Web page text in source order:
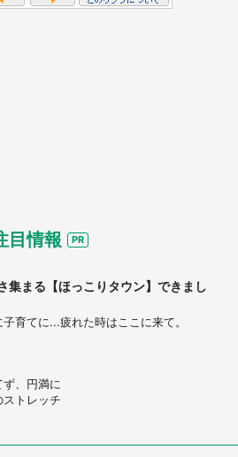
目情報
集まる【ほっこりタウン】できまし
育てに...疲れた時はここに来て。
、円満に
ストレッチ